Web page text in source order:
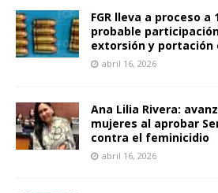
FGR lleva a proceso
probable
extorsión y portación
abril 16, 2026
Ana Lilia Rivera:
mujeres al aprobar
contra el feminicidio
abril 16, 2026